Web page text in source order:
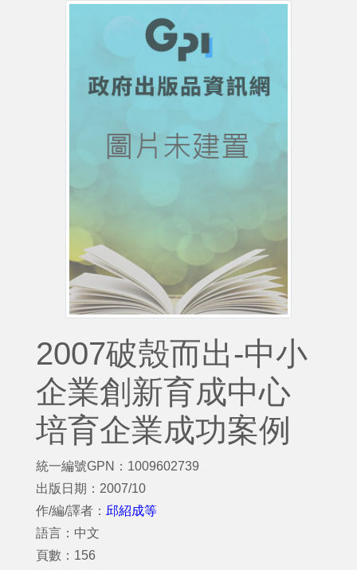
2007破殼而出-中小
企業創新育成中心
培育企業成功案例
統一編號GPN：1009602739
出版日期：2007/10
作/編/譯者： 邱紹成等
語言：中文
頁數：156